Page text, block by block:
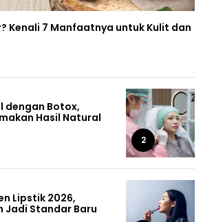
Kenali 7 Manfaatnya untuk Kulit dan
dengan Botox,
Hasil Natural
2
Lipstik 2026,
Jadi Standar Baru